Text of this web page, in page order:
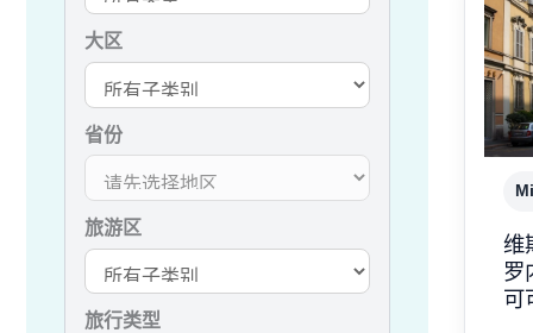
大区
省份
旅游区
旅行类型
维
罗
可